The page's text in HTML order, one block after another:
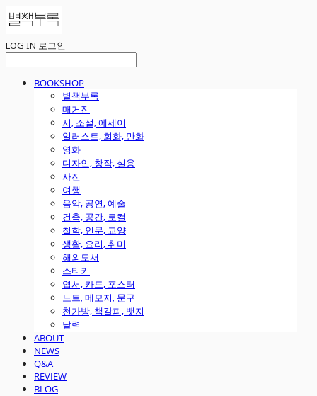
LOG IN 로그인
BOOKSHOP
별책부록
매거진
시, 소설, 에세이
일러스트, 회화, 만화
영화
디자인, 창작, 실용
사진
여행
음악, 공연, 예술
건축, 공간, 로컬
철학, 인문, 교양
생활, 요리, 취미
해외도서
스티커
엽서, 카드, 포스터
노트, 메모지, 문구
천가방, 책갈피, 뱃지
달력
ABOUT
NEWS
Q&A
REVIEW
BLOG